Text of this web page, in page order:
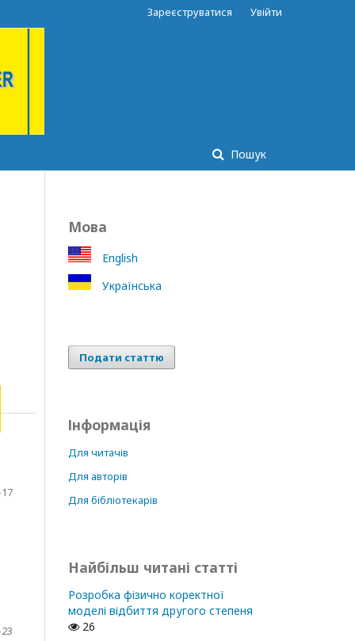
Пошук
Зареєструватися Увійти
Мова
English
Українська
Подати статтю
Інформація
Для читачів
Для авторів
Для бібліотекарів
Найбільш читані статті
Розробка фізично коректної
моделі відбиття другого степеня
26